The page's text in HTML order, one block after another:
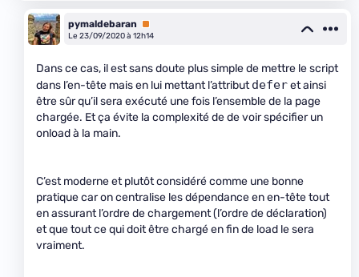
pymaldebaran
Premium
Le 23/09/2020 à 12h14
Dans ce cas, il est sans doute plus simple de mettre le script
dans l’en-tête mais en lui mettant l’attributdeferet ainsi
être sûr qu’il sera exécuté une fois l’ensemble de la page
chargée. Et ça évite la complexité de de voir spécifier un
onload à la main.
C’est moderne et plutôt considéré comme une bonne
pratique car on centralise les dépendance en en-tête tout
en assurant l’ordre de chargement (l’ordre de déclaration)
et que tout ce qui doit être chargé en fin de load le sera
vraiment.